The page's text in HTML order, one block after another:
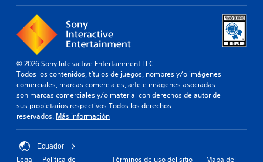
© 2026 Sony Interactive Entertainment LLC
Todos los contenidos, títulos de juegos, nombres y/o imágenes
comerciales, marcas comerciales, arte e imágenes asociadas
son marcas comerciales y/o material con derechos de autor de
sus propietarios respectivos.Todos los derechos
reservados. Más información
Ecuador
Legal
Política de
Términos de uso del sitio
Mapa del